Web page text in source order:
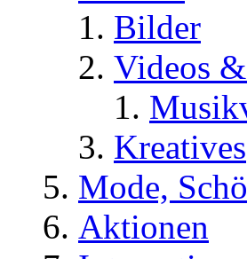
Bilder
Videos
Kreatives
Mode,
Aktionen